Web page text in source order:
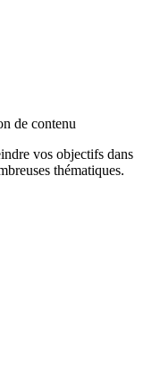
de contenu
vos objectifs dans
thématiques.